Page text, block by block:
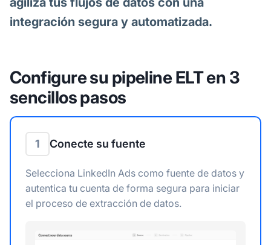
integración segura y automatizada.
Configure su pipeline ELT en 3
sencillos pasos
1 Conecte su fuente
Selecciona LinkedIn Ads como fuente de datos y
autentica tu cuenta de forma segura para iniciar
el proceso de extracción de datos.